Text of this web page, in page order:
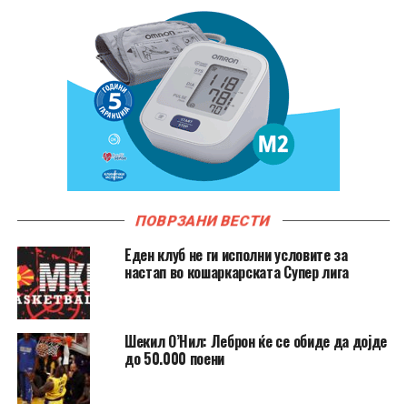
ПОВРЗАНИ ВЕСТИ
Еден клуб не ги исполни условите за
настап во кошаркарската Супер лига
Шекил О’Нил: Леброн ќе се обиде да дојде
до 50.000 поени